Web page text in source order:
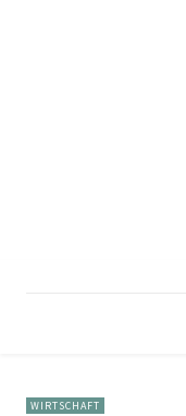
WIRTSCHAFT